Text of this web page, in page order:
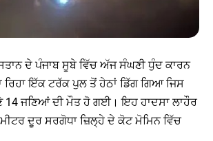
ਦੇ ਪੰਜਾਬ ਸੂਬੇ ਵਿੱਚ ਅੱਜ ਸੰਘਣੀ ਧੁੰਦ ਕਾਰਨ
ਰਿਹਾ ਇੱਕ ਟਰੱਕ ਪੁਲ ਤੋਂ ਹੇਠਾਂ ਡਿੱਗ ਗਿਆ ਜਿਸ
14 ਜਣਿਆਂ ਦੀ ਮੌਤ ਹੋ ਗਈ। ਇਹ ਹਾਦਸਾ ਲਾਹੌਰ
ਦੂਰ ਸਰਗੋਧਾ ਜ਼ਿਲ੍ਹੇ ਦੇ ਕੋਟ ਮੋਮਿਨ ਵਿੱਚ